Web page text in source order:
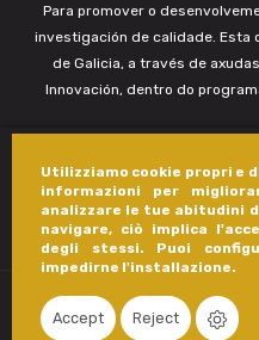
Utilizziamo cookie propri e
informazioni per
analizzare le tue abitudini
navigare, ciò implica
degli stessi. Puoi
impedirne l'installazione.
Accept Reject
Para promover o
investigación de calidade. Esta
de Galicia, a través de
Innovación, dentro do